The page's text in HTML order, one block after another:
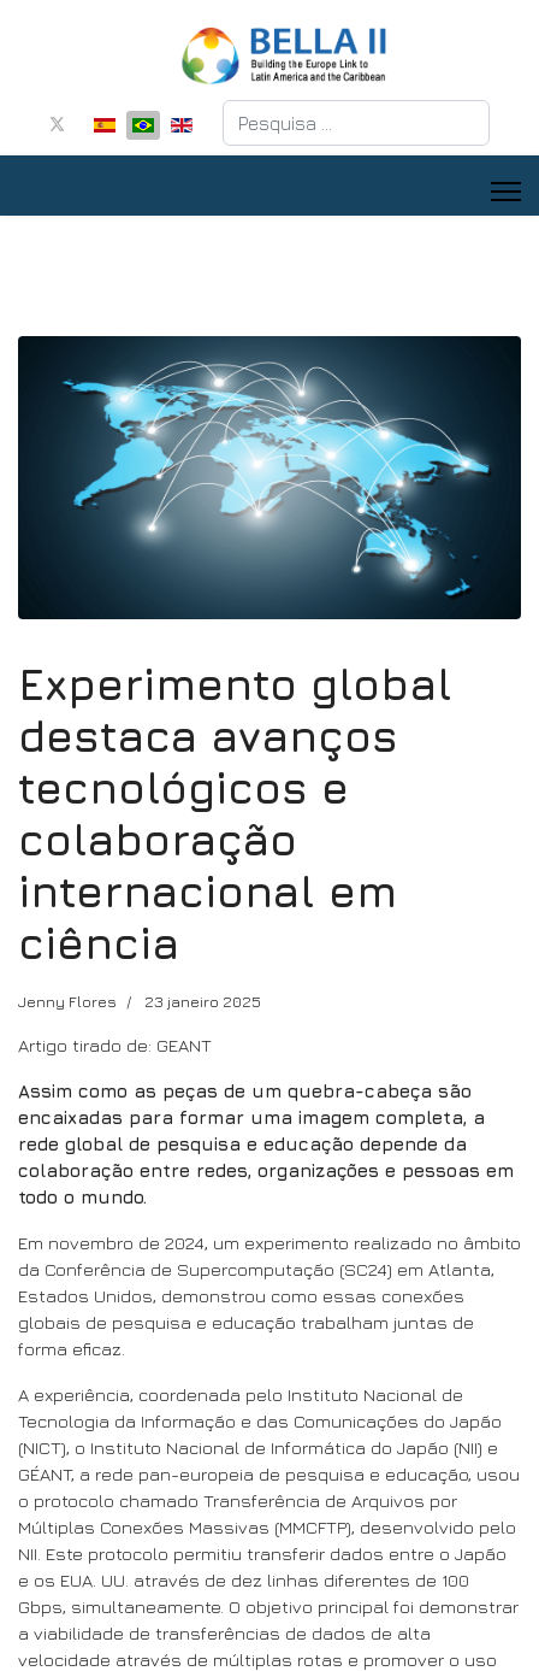
Pesquisar
Experimento global
destaca avanços
tecnológicos e
colaboração
internacional em
ciência
Jenny Flores 23 janeiro 2025
Artigo tirado de: GEANT
Assim como as peças de um quebra-cabeça são
encaixadas para formar uma imagem completa, a
rede global de pesquisa e educação depende da
colaboração entre redes, organizações e pessoas em
todo o mundo.
Em novembro de 2024, um experimento realizado no âmbito
da Conferência de Supercomputação (SC24) em Atlanta,
Estados Unidos, demonstrou como essas conexões
globais de pesquisa e educação trabalham juntas de
forma eficaz.
A experiência, coordenada pelo Instituto Nacional de
Tecnologia da Informação e das Comunicações do Japão
(NICT), o Instituto Nacional de Informática do Japão (NII) e
GÉANT, a rede pan-europeia de pesquisa e educação, usou
o protocolo chamado Transferência de Arquivos por
Múltiplas Conexões Massivas (MMCFTP), desenvolvido pelo
NII. Este protocolo permitiu transferir dados entre o Japão
e os EUA. UU. através de dez linhas diferentes de 100
Gbps, simultaneamente. O objetivo principal foi demonstrar
a viabilidade de transferências de dados de alta
velocidade através de múltiplas rotas e promover o uso